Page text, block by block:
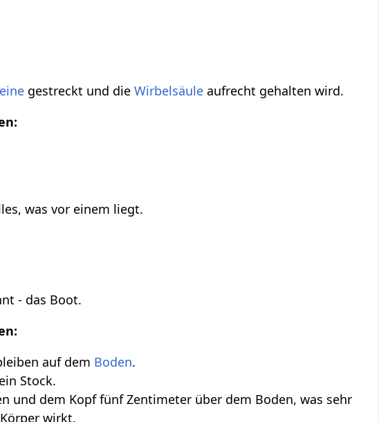
gestreckt und dieWirbelsäule aufrecht gehalten wird.
was vor einem liegt.
- das Boot.
auf dem Boden.
Stock.
und dem Kopf fünf Zentimeter über dem Boden, was sehr
wirkt.